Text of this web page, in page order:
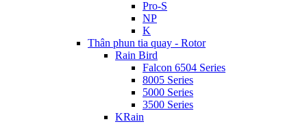
Pro-S
NP
K
Thân phun tia quay - Rotor
Rain Bird
Falcon 6504 Series
8005 Series
5000 Series
3500 Series
KRain